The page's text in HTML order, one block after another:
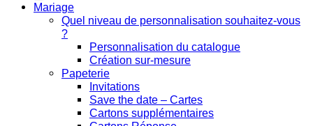
Mariage
Quel niveau de personnalisation souhaitez-vous
?
Personnalisation du catalogue
Création sur-mesure
Papeterie
Invitations
Save the date – Cartes
Cartons supplémentaires